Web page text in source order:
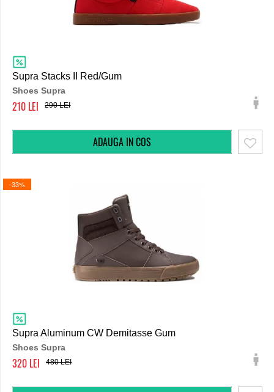
Supra Stacks II Red/Gum
Shoes Supra
210 290
-33%
Supra Aluminum CW Demitasse Gum
Shoes Supra
320 480